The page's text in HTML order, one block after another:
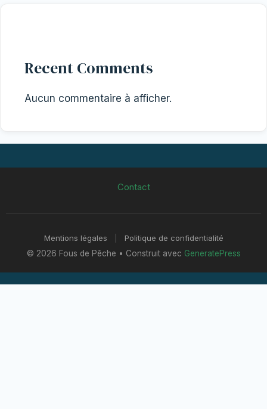
Recent Comments
Aucun commentaire à afficher.
Contact
Mentions légales
Politique de confidentialité
© 2026 Fous de Pêche • Construit avec GeneratePress